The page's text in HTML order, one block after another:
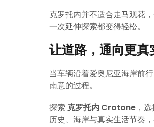
克罗托内并不适合走马观花
一次延伸探索都变得轻松。
让道路，通向更真
当车辆沿着爱奥尼亚海岸前
南意的过程。
探索 克罗托内 Crotone ，
历史、海岸与真实生活节奏